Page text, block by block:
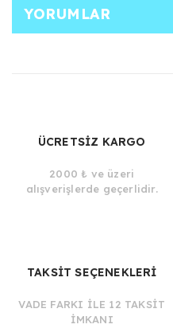
YORUMLAR
ÜCRETSİZ KARGO
2000 ₺ ve üzeri
alışverişlerde geçerlidir.
TAKSİT SEÇENEKLERİ
VADE FARKI İLE 12 TAKSİT
İMKANI